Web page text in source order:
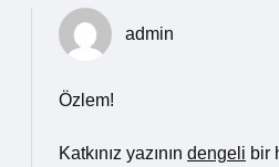
admin
Özlem!
Katkınız yazının dengeli bir